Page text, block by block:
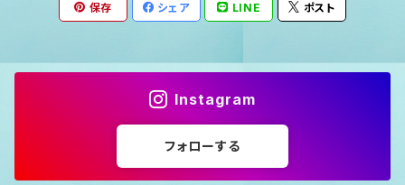
保存 シェア LINE ポスト
Instagram
フォローする